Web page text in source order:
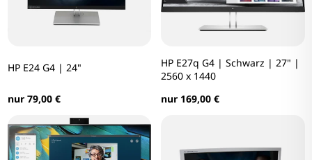
HP E24 G4 | 24"
nur 79,00 €
HP E27q G4 | Schwarz | 27" |
2560 x 1440
nur 169,00 €